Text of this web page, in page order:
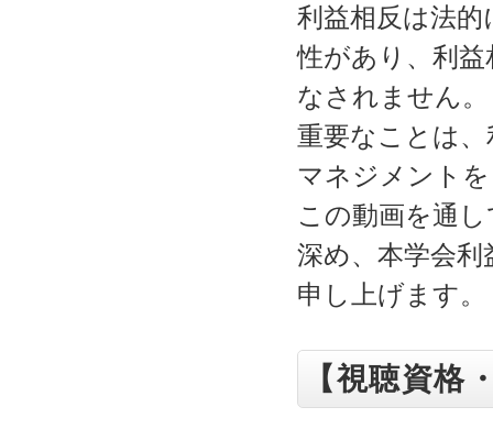
利益相反は法
性があり、利
なされません。
重要なことは
マネジメント
この動画を通
深め、本学会
申し上げます。
【視聴資格